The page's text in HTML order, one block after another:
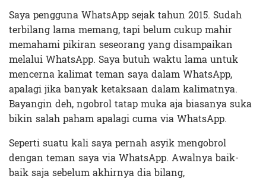
Saya pengguna WhatsApp sejak tahun 2015. Sudah
terbilang lama memang, tapi belum cukup mahir
memahami pikiran seseorang yang disampaikan
melalui WhatsApp. Saya butuh waktu lama untuk
mencerna kalimat teman saya dalam WhatsApp,
apalagi jika banyak ketaksaan dalam kalimatnya.
Bayangin deh, ngobrol tatap muka aja biasanya suka
bikin salah paham apalagi cuma via WhatsApp.
Seperti suatu kali saya pernah asyik mengobrol
dengan teman saya via WhatsApp. Awalnya baik-
baik saja sebelum akhirnya dia bilang,